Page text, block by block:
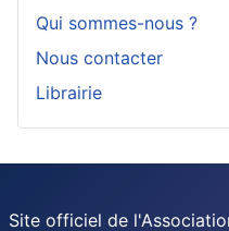
Qui sommes-nous ?
Nous contacter
Librairie
Site officiel de